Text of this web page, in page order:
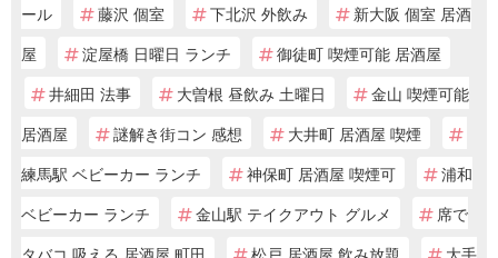
ール
藤沢 個室 下北沢 外飲み
新大阪 個室 居酒
屋
淀屋橋 日曜日 ランチ
御徒町 喫煙可能 居酒屋
井細田 法事
大曽根 昼飲み 土曜日
金山 喫煙可能
居酒屋
謎解き街コン 感想
大井町 居酒屋 喫煙
練馬駅 ベビーカー ランチ
神保町 居酒屋 喫煙可
浦和
ベビーカー ランチ
金山駅 テイクアウト グルメ
席で
タバコ 吸える 居酒屋 町田
松戸 居酒屋 飲み放題 大手